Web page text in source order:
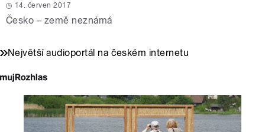
14. červen 2017
Česko – země neznámá
Největší audioportál na českém internetu